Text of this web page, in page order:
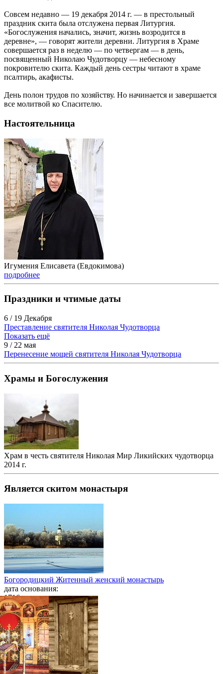
Совсем недавно — 19 декабря 2014 г. — в престольный
праздник скита была отслужена первая Литургия.
«Богослужения начались, значит, жизнь возродится в
деревне», — говорят жители деревни. Литургия в Храме
совершается раз в неделю — по четвергам — в день,
посвященный Николаю Чудотворцу — небесному
покровителю скита. Каждый день сестры читают в храме
псалтирь, акафисты.
День полон трудов по хозяйству. Но начинается и завершается
все молитвой ко Спасителю.
Настоятельница
Игумения Елисавета (Евдокимова)
подробнее
Праздники и чтимые даты
6 / 19 Декабря
Преставление святителя Николая Чудотворца
Показать ещё
9 / 22 мая
Перенесение мощей святителя Николая Чудотворца
Храмы и Богослужения
Храм в честь святителя Николая Мир Ликийских чудотворца
2014 г.
Является скитом монастыря
Богородицкий Житенный женский монастырь
дата основания:
1716 год
/ Тверская епархия
фотогалерея